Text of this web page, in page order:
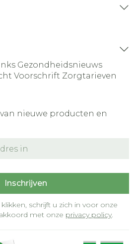
Gezondheidsnieuws
Voorschrift Zorgtarieven
nieuwe producten en
Inschrijven
schrijft u zich in voor onze
met onze privacy policy.